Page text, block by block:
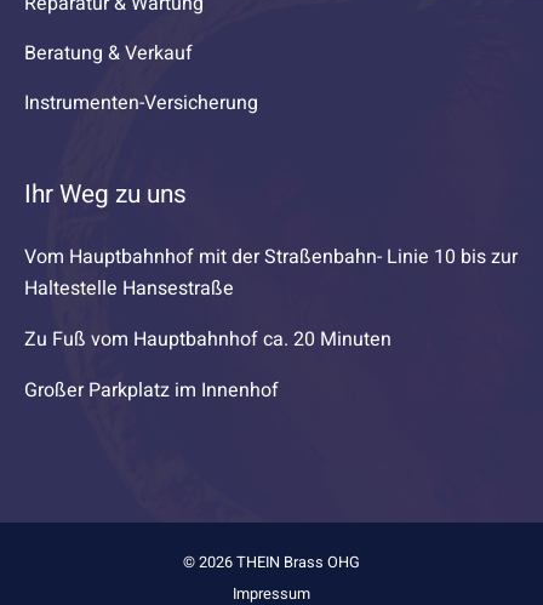
Beratung & Verkauf
Instrumenten-Versicherung
Ihr Weg zu uns
Vom Hauptbahnhof mit der Straßenbahn- Linie 10 bis zur
Haltestelle Hansestraße
Zu Fuß vom Hauptbahnhof ca. 20 Minuten
Großer Parkplatz im Innenhof
© 2026 THEIN Brass OHG
Impressum